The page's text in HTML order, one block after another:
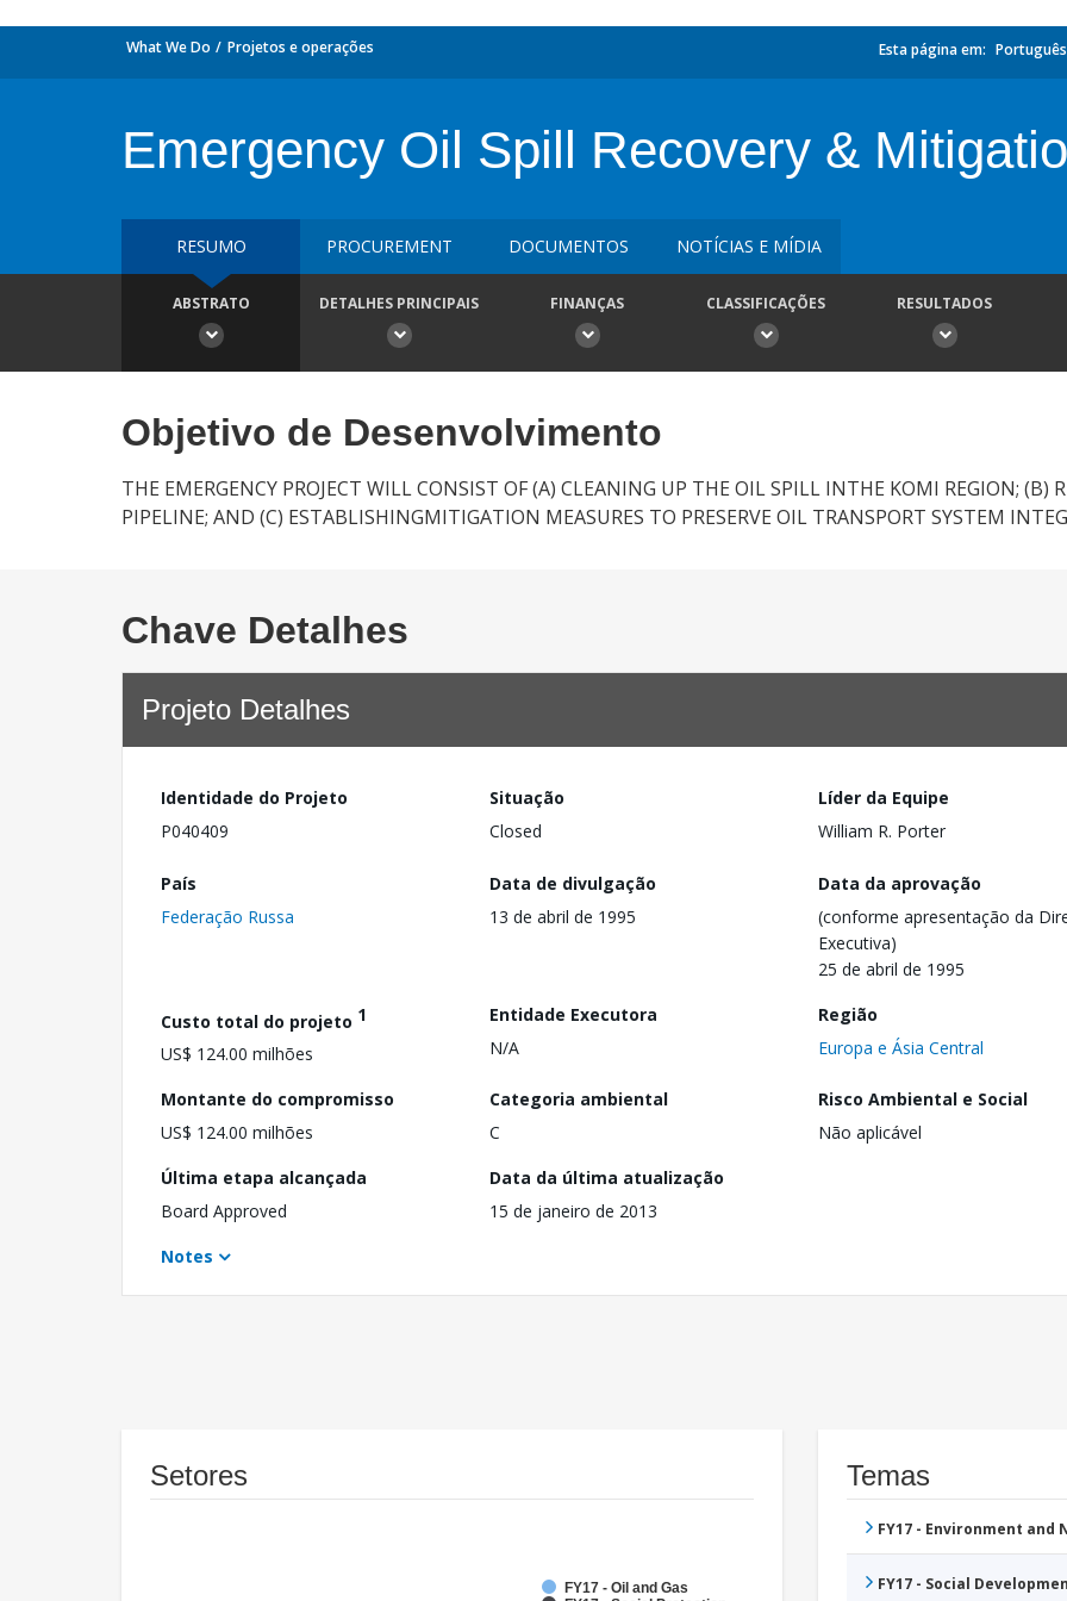
What We Do Projetos e operações Esta página em: Português
Emergency Oil Spill Recovery &
RESUMO PROCUREMENT DOCUMENTOS NOTÍCIAS E MÍDIA
ABSTRATO DETALHES PRINCIPAIS FINANÇAS CLASSIFICAÇÕES RESULTADOS
Objetivo de Desenvolvimento
THE EMERGENCY PROJECT WILL CONSIST OF (A) CLEANING UP THE OIL SPILL INTHE KOMI REGION; (B)
PIPELINE; AND (C) ESTABLISHINGMITIGATION MEASURES TO PRESERVE OIL TRANSPORT SYSTEM
Chave Detalhes
Projeto Detalhes
Identidade do Projeto
P040409
Situação
Closed
Líder da Equipe
William R. Porter
País
Federação Russa
Data de divulgação
13 de abril de 1995
Data da aprovação
(conforme apresentação da
Executiva)
25 de abril de 1995
Custo total do projeto 1
US$ 124.00 milhões
Entidade Executora
N/A
Região
Europa e Ásia Central
Montante do compromisso
US$ 124.00 milhões
Categoria ambiental
C
Risco Ambiental e Social
Não aplicável
Última etapa alcançada
Board Approved
Data da última atualização
15 de janeiro de 2013
Notes
Setores
FY17 - Oil and Gas
Temas
FY17 - Environment
FY17 - Social